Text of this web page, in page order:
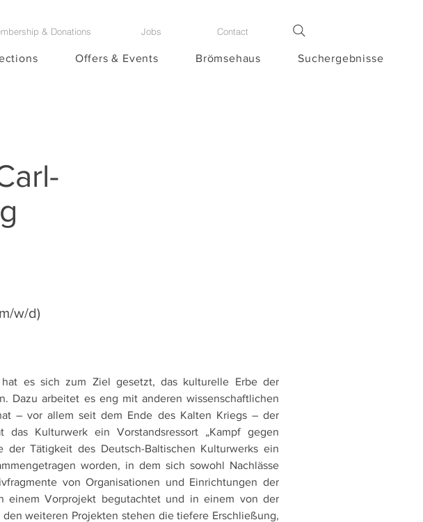
Jobs Contact
Offers & Events Brömsehaus Suchergebnisse
& Donations
w/d)
es sich zum Ziel gesetzt, das kulturelle Erbe der
Dazu arbeitet es eng mit anderen wissenschaftlichen
– vor allem seit dem Ende des Kalten Kriegs – der
Kulturwerk ein Vorstandsressort „Kampf gegen
Tätigkeit des Deutsch-Baltischen Kulturwerks ein
worden, in dem sich sowohl Nachlässe
von Organisationen und Einrichtungen der
einem Vorprojekt begutachtet und in einem von der
weiteren Projekten stehen die tiefere Erschließung,